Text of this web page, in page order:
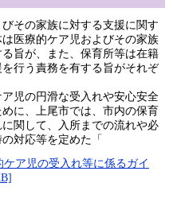
その家族に対する支援に関す
医療的ケア児およびその家族
旨が、また、保育所等は在籍
行う責務を有する旨がそれぞ
児の円滑な受入れや安心安全
に、上尾市では、市内の保育
関して、入所までの流れや必
対応等を定めた「
ケア児の受入れ等に係るガイ